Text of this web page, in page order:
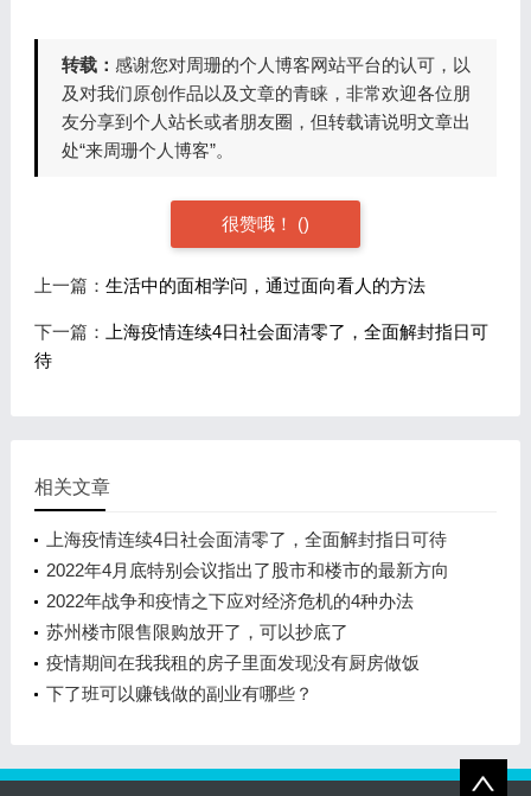
转载： 感谢您对周珊的个人博客网站平台的认可，以
及对我们原创作品以及文章的青睐，非常欢迎各位朋
友分享到个人站长或者朋友圈，但转载请说明文章出
处“来周珊个人博客”。
很赞哦！ ()
上一篇： 生活中的面相学问，通过面向看人的方法
下一篇：
上海疫情连续4日社会面清零了，全面解封指日可
待
相关文章
上海疫情连续4日社会面清零了，全面解封指日可待
2022年4月底特别会议指出了股市和楼市的最新方向
2022年战争和疫情之下应对经济危机的4种办法
苏州楼市限售限购放开了，可以抄底了
疫情期间在我我租的房子里面发现没有厨房做饭
下了班可以赚钱做的副业有哪些？